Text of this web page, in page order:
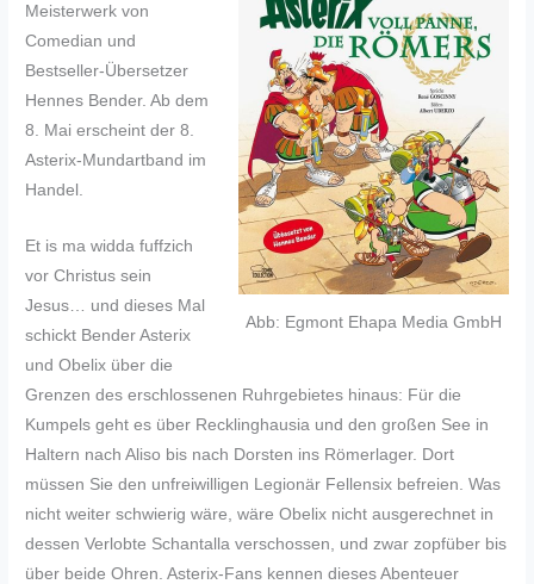
Abb: Egmont Ehapa Media GmbH
Meisterwerk von
Comedian und
Bestseller-Übersetzer
Hennes Bender. Ab dem
8. Mai erscheint der 8.
Asterix-Mundartband im
Handel.
Et is ma widda fuffzich
vor Christus sein
Jesus… und dieses Mal
schickt Bender Asterix
und Obelix über die
Grenzen des erschlossenen Ruhrgebietes hinaus: Für die
Kumpels geht es über Recklinghausia und den großen See in
Haltern nach Aliso bis nach Dorsten ins Römerlager. Dort
müssen Sie den unfreiwilligen Legionär Fellensix befreien. Was
nicht weiter schwierig wäre, wäre Obelix nicht ausgerechnet in
dessen Verlobte Schantalla verschossen, und zwar zopfüber bis
über beide Ohren. Asterix-Fans kennen dieses Abenteuer